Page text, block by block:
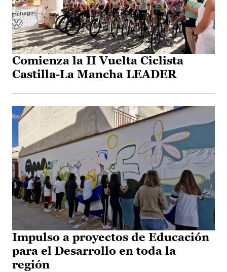
Comienza la II Vuelta Ciclista
Castilla-La Mancha LEADER
Impulso a proyectos de Educación
para el Desarrollo en toda la
región